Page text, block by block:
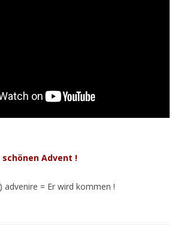
schönen Advent !
advenire = Er wird kommen !